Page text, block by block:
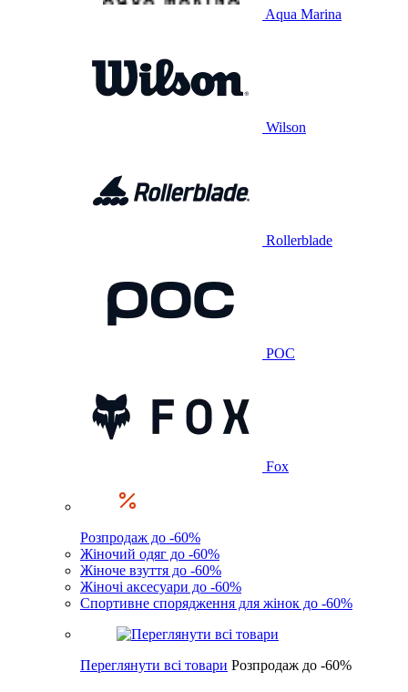
Aqua Marina
Wilson
Rollerblade
POC
Fox
Розпродаж до -60%
Жіночий одяг до -60%
Жіноче взуття до -60%
Жіночі аксесуари до -60%
Спортивне спорядження для жінок до -60%
Переглянути всі товари Розпродаж до -60%